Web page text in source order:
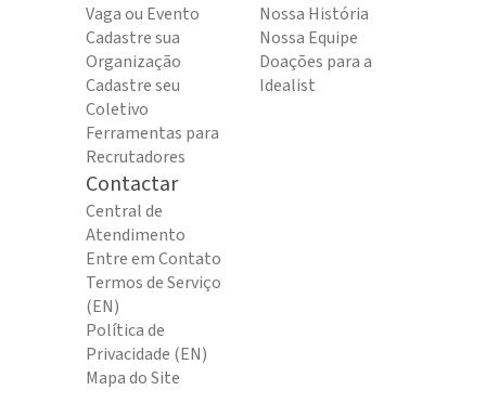
Vaga ou Evento
Cadastre sua
Organização
Cadastre seu
Coletivo
Ferramentas para
Recrutadores
Nossa História
Nossa Equipe
Doações para a
Idealist
Contactar
Central de
Atendimento
Entre em Contato
Termos de Serviço
(EN)
Política de
Privacidade (EN)
Mapa do Site